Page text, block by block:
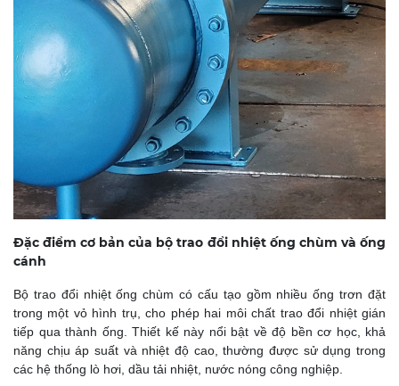
Đặc điểm cơ bản của bộ trao đổi nhiệt ống chùm và ống
cánh
Bộ trao đổi nhiệt ống chùm có cấu tạo gồm nhiều ống trơn đặt
trong một vỏ hình trụ, cho phép hai môi chất trao đổi nhiệt gián
tiếp qua thành ống. Thiết kế này nổi bật về độ bền cơ học, khả
năng chịu áp suất và nhiệt độ cao, thường được sử dụng trong
các hệ thống lò hơi, dầu tải nhiệt, nước nóng công nghiệp.